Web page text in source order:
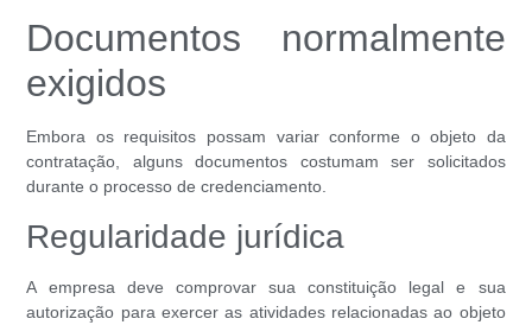
Documentos normalmente
exigidos
Embora os requisitos possam variar conforme o objeto da
contratação, alguns documentos costumam ser solicitados
durante o processo de credenciamento.
Regularidade jurídica
A empresa deve comprovar sua constituição legal e sua
autorização para exercer as atividades relacionadas ao objeto